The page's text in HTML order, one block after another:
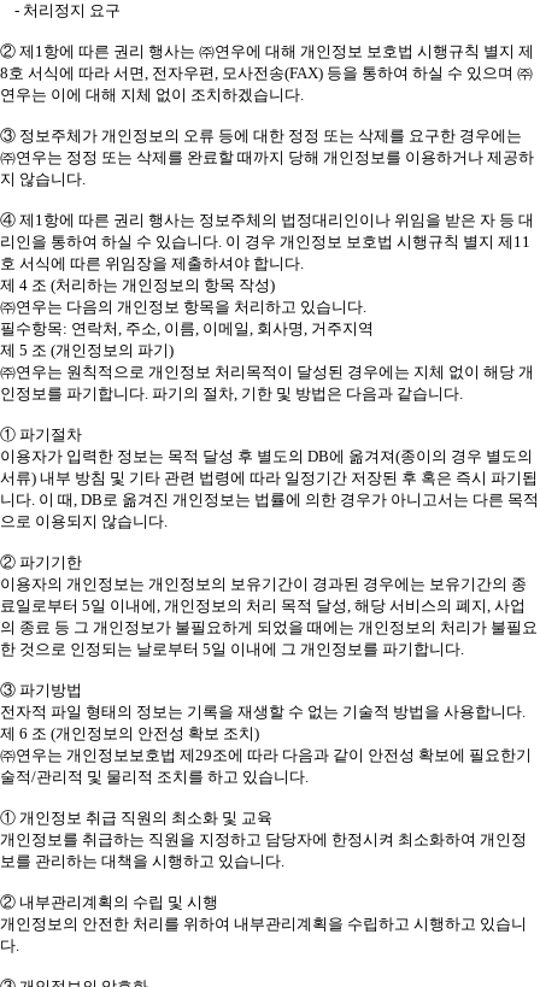
- 처리정지 요구
② 제1항에 따른 권리 행사는 ㈜연우에 대해 개인정보 보호법 시행규칙 별지 제
8호 서식에 따라 서면, 전자우편, 모사전송(FAX) 등을 통하여 하실 수 있으며 ㈜
연우는 이에 대해 지체 없이 조치하겠습니다.
③ 정보주체가 개인정보의 오류 등에 대한 정정 또는 삭제를 요구한 경우에는
㈜연우는 정정 또는 삭제를 완료할 때까지 당해 개인정보를 이용하거나 제공하
지 않습니다.
④ 제1항에 따른 권리 행사는 정보주체의 법정대리인이나 위임을 받은 자 등 대
리인을 통하여 하실 수 있습니다. 이 경우 개인정보 보호법 시행규칙 별지 제11
호 서식에 따른 위임장을 제출하셔야 합니다.
제 4 조 (처리하는 개인정보의 항목 작성)
㈜연우는 다음의 개인정보 항목을 처리하고 있습니다.
필수항목: 연락처, 주소, 이름, 이메일, 회사명, 거주지역
제 5 조 (개인정보의 파기)
㈜연우는 원칙적으로 개인정보 처리목적이 달성된 경우에는 지체 없이 해당 개
인정보를 파기합니다. 파기의 절차, 기한 및 방법은 다음과 같습니다.
① 파기절차
이용자가 입력한 정보는 목적 달성 후 별도의 DB에 옮겨져(종이의 경우 별도의
서류) 내부 방침 및 기타 관련 법령에 따라 일정기간 저장된 후 혹은 즉시 파기됩
니다. 이 때, DB로 옮겨진 개인정보는 법률에 의한 경우가 아니고서는 다른 목적
으로 이용되지 않습니다.
② 파기기한
이용자의 개인정보는 개인정보의 보유기간이 경과된 경우에는 보유기간의 종
료일로부터 5일 이내에, 개인정보의 처리 목적 달성, 해당 서비스의 폐지, 사업
의 종료 등 그 개인정보가 불필요하게 되었을 때에는 개인정보의 처리가 불필요
한 것으로 인정되는 날로부터 5일 이내에 그 개인정보를 파기합니다.
③ 파기방법
전자적 파일 형태의 정보는 기록을 재생할 수 없는 기술적 방법을 사용합니다.
제 6 조 (개인정보의 안전성 확보 조치)
㈜연우는 개인정보보호법 제29조에 따라 다음과 같이 안전성 확보에 필요한기
술적/관리적 및 물리적 조치를 하고 있습니다.
① 개인정보 취급 직원의 최소화 및 교육
개인정보를 취급하는 직원을 지정하고 담당자에 한정시켜 최소화하여 개인정
보를 관리하는 대책을 시행하고 있습니다.
② 내부관리계획의 수립 및 시행
개인정보의 안전한 처리를 위하여 내부관리계획을 수립하고 시행하고 있습니
다.